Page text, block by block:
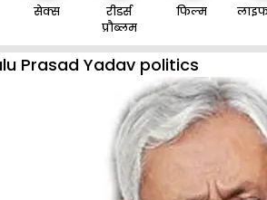
सेक्स
रीडर्स
प्रौब्लम
फिल्म
Prasad Yadav politics